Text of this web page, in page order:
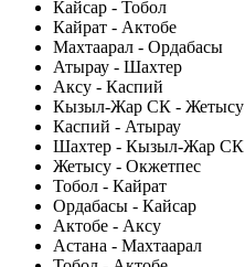
Кайсар - Тобол
Кайрат - Актобе
Махтаарал - Ордабасы
Атырау - Шахтер
Аксу - Каспий
Кызыл-Жар СК - Жетысу
Каспий - Атырау
Шахтер - Кызыл-Жар СК
Жетысу - Окжетпес
Тобол - Кайрат
Ордабасы - Кайсар
Актобе - Аксу
Астана - Махтаарал